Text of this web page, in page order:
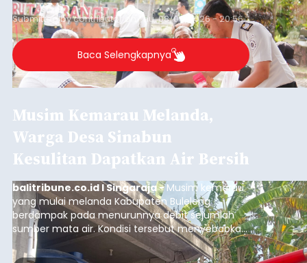
Submitted bycontributor Thu, 08/06/2026 - 20:56
Baca Selengkapnya
Musim Kemarau Melanda,
Warga Desa Sinabun
Kesulitan Dapatkan Air Bersih
balitribune.co.id I Singaraja -Musim kemarau
yang mulai melanda Kabupaten Buleleng
berdampak pada menurunnya debit sejumlah
sumber mata air. Kondisi tersebut menyebabkan
warga di beberapa desa mulai mengalami
kesulitan mendapatkan air bersih, terutama